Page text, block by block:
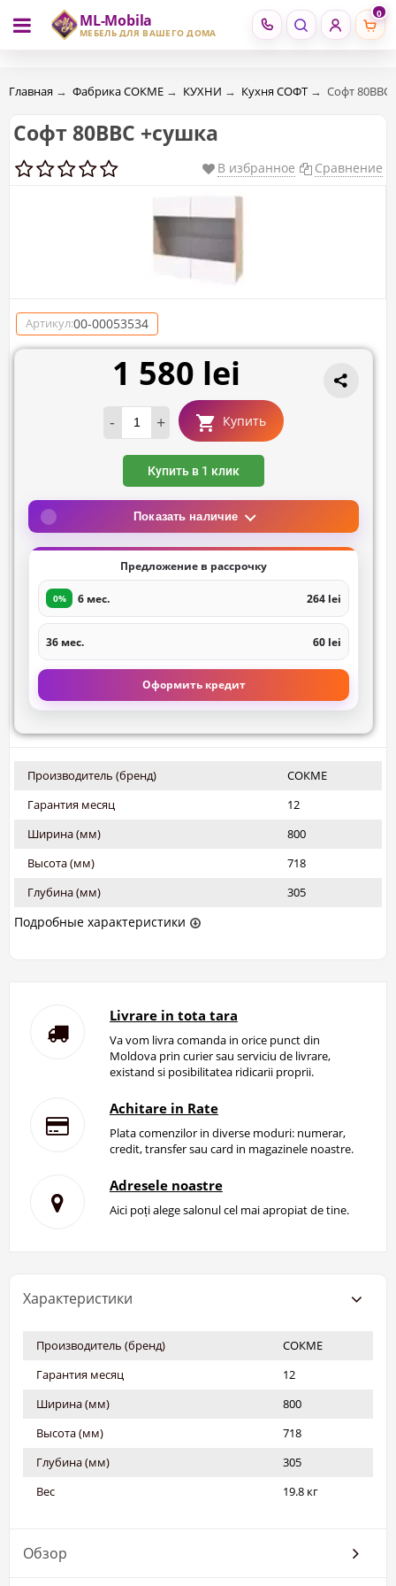
ML-Mobila
МЕБЕЛЬ ДЛЯ ВАШЕГО ДОМА
0
RU RO
Главная → Фабрика СОКМЕ → КУХНИ → Кухня СОФТ → Софт 80ВВС
Софт 80ВВС +сушка
В избранное Сравнение
Артикул:00-00053534
1 580 lei
- + Купить
Купить в 1 клик
Показать наличие
Предложение в рассрочку
0% 6 мес. 264 lei
36 мес. 60 lei
Оформить кредит
Производитель (бренд)
СОКМЕ
Гарантия месяц
12
Ширина (мм)
800
Высота (мм)
718
Глубина (мм)
305
Подробные характеристики
Livrare in tota tara
Va vom livra comanda in orice punct din
Moldova prin curier sau serviciu de livrare,
existand si posibilitatea ridicarii proprii.
Achitare in Rate
Plata comenzilor in diverse moduri: numerar,
credit, transfer sau card in magazinele noastre.
Adresele noastre
Aici poți alege salonul cel mai apropiat de tine.
Характеристики
Производитель (бренд)
СОКМЕ
Гарантия месяц
12
Ширина (мм)
800
Высота (мм)
718
Глубина (мм)
305
Вес
19.8 кг
Обзор